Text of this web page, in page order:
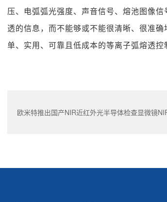
压、电弧弧光强度、声音信号、熔池图像
透的信息，而不能够或不能很清晰、很准
单、实用、可靠且低成本的等离子弧熔透
欧米特推出国产NIR近红外光半导体检查显微镜